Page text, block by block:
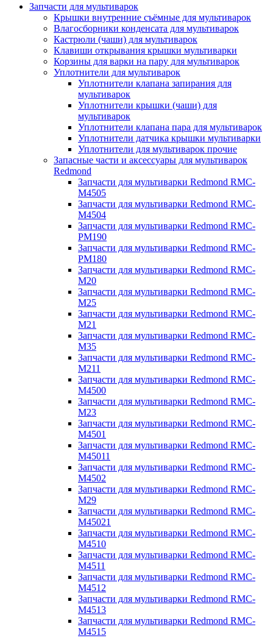
Запчасти для мультиварок
Крышки внутренние съёмные для мультиварок
Влагосборники конденсата для мультиварок
Кастрюли (чаши) для мультиварок
Клавиши открывания крышки мультиварки
Корзины для варки на пару для мультиварок
Уплотнители для мультиварок
Уплотнители клапана запирания для
мультиварок
Уплотнители крышки (чаши) для
мультиварок
Уплотнители клапана пара для мультиварок
Уплотнители датчика крышки мультиварки
Уплотнители для мультиварок прочие
Запасные части и аксессуары для мультиварок
Redmond
Запчасти для мультиварки Redmond RMC-
M4505
Запчасти для мультиварки Redmond RMC-
M4504
Запчасти для мультиварки Redmond RMC-
PM190
Запчасти для мультиварки Redmond RMC-
PM180
Запчасти для мультиварки Redmond RMC-
M20
Запчасти для мультиварки Redmond RMC-
M25
Запчасти для мультиварки Redmond RMC-
M21
Запчасти для мультиварки Redmond RMC-
M35
Запчасти для мультиварки Redmond RMC-
M211
Запчасти для мультиварки Redmond RMC-
M4500
Запчасти для мультиварки Redmond RMC-
M23
Запчасти для мультиварки Redmond RMC-
M4501
Запчасти для мультиварки Redmond RMC-
M45011
Запчасти для мультиварки Redmond RMC-
M4502
Запчасти для мультиварки Redmond RMC-
M29
Запчасти для мультиварки Redmond RMC-
M45021
Запчасти для мультиварки Redmond RMC-
M4510
Запчасти для мультиварки Redmond RMC-
M4511
Запчасти для мультиварки Redmond RMC-
M4512
Запчасти для мультиварки Redmond RMC-
M4513
Запчасти для мультиварки Redmond RMC-
M4515